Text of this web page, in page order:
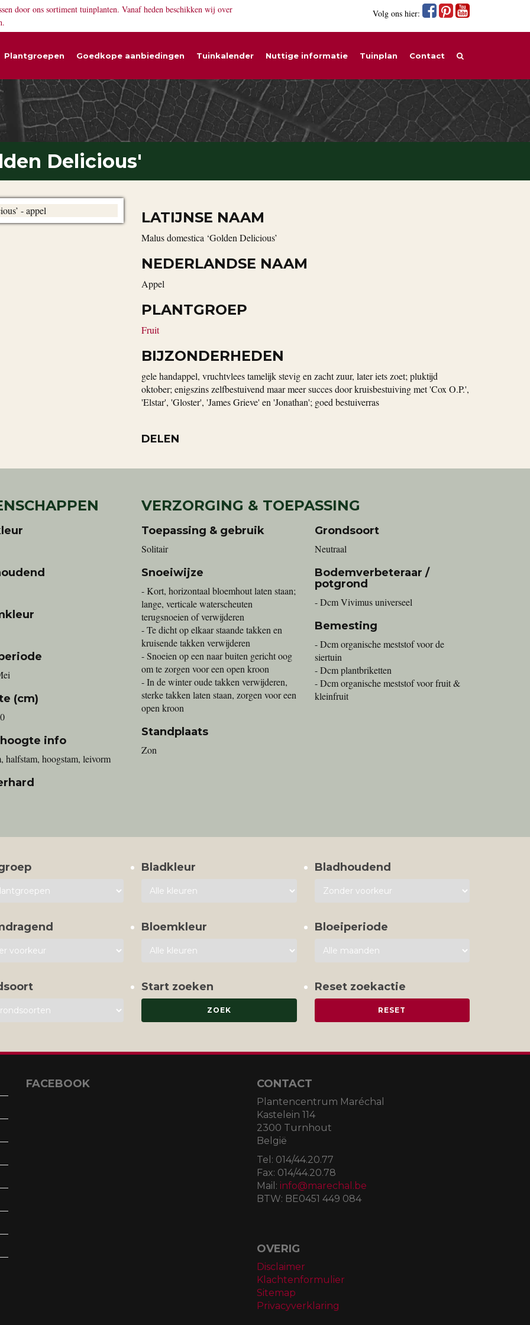
door ons sortiment tuinplanten. Vanaf heden beschikken wij over
Volg ons hier:
Plantgroepen Goedkope aanbiedingen Tuinkalender Nuttige informatie Tuinplan Contact
Delicious'
LATIJNSE NAAM
Malus domestica ‘Golden Delicious’
NEDERLANDSE NAAM
appel
PLANTGROEP
Fruit
BIJZONDERHEDEN
gele handappel, vruchtvlees tamelijk stevig en zacht zuur, later iets zoet; pluktijd
oktober; enigszins zelfbestuivend maar meer succes door kruisbestuiving met 'Cox O.P.',
'Elstar', 'Gloster', 'James Grieve' en 'Jonathan'; goed bestuiverras
DELEN
(cm)
info
halfstam, hoogstam, leivorm
VERZORGING & TOEPASSING
Toepassing & gebruik
Solitair
Snoeiwijze
- Kort, horizontaal bloemhout laten staan;
lange, verticale waterscheuten
terugsnoeien of verwijderen
- Te dicht op elkaar staande takken en
kruisende takken verwijderen
- Snoeien op een naar buiten gericht oog
om te zorgen voor een open kroon
- In de winter oude takken verwijderen,
sterke takken laten staan, zorgen voor een
open kroon
Standplaats
Zon
Grondsoort
Neutraal
Bodemverbeteraar /
potgrond
- Dcm Vivimus universeel
Bemesting
- Dcm organische meststof voor de
siertuin
- Dcm plantbriketten
- Dcm organische meststof voor fruit &
kleinfruit
Bladkleur Bladhoudend
Bloemkleur Bloeiperiode
Start zoeken Reset zoekactie
FACEBOOK CONTACT
Plantencentrum Maréchal
Kastelein 114
2300 Turnhout
België
Tel: 014/44.20.77
Fax: 014/44.20.78
Mail: info@marechal.be
BTW: BE0451 449 084
OVERIG
Disclaimer
Klachtenformulier
Sitemap
Privacyverklaring